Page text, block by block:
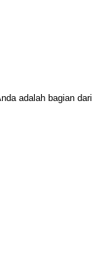
adalah bagian